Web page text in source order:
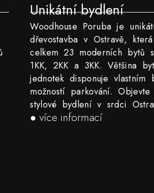
Unikátní bydlení
Woodhouse Poruba je
dřevostavba v Ostravě,
celkem 23 moderních bytů
1KK, 2KK a 3KK. Většina
jednotek disponuje vlastním
možností parkování.
stylové bydlení v srdci
● více informací